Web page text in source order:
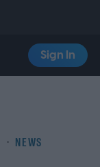
Sign In
NEWS